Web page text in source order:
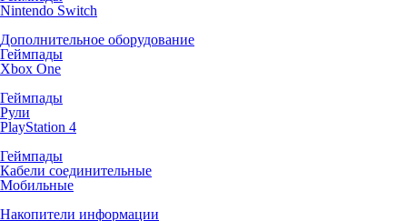
Nintendo Switch
Дополнительное оборудование
Геймпады
Xbox One
Геймпады
Рули
PlayStation 4
Геймпады
Кабели соединительные
Мобильные
Накопители информации